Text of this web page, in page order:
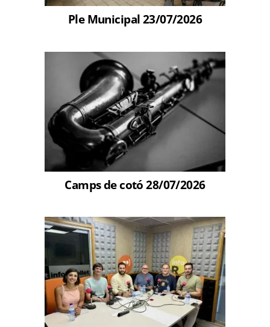
Ple Municipal 23/07/2026
Camps de cotó 28/07/2026